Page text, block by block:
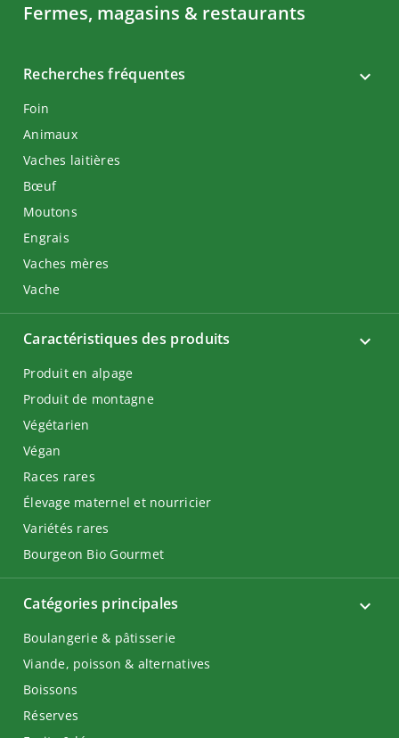
Fermes, magasins & restaurants
Recherches fréquentes
Foin
Animaux
Vaches laitières
Bœuf
Moutons
Engrais
Vaches mères
Vache
Catégories principales
Boulangerie & pâtisserie
Viande, poisson & alternatives
Boissons
Réserves
Caractéristiques des produits
Produit en alpage
Produit de montagne
Végétarien
Végan
Races rares
Élevage maternel et nourricier
Variétés rares
Bourgeon Bio Gourmet